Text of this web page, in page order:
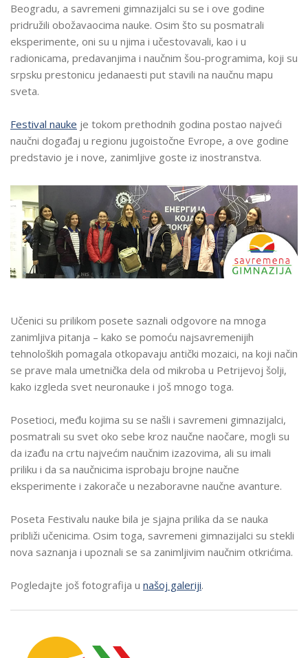
Beogradu, a savremeni gimnazijalci su se i ove godine
pridružili obožavaocima nauke. Osim što su posmatrali
eksperimente, oni su u njima i učestovavali, kao i u
radionicama, predavanjima i naučnim šou-programima, koji su
srpsku prestonicu jedanaesti put stavili na naučnu mapu
sveta.
Festival nauke je tokom prethodnih godina postao najveći
naučni događaj u regionu jugoistočne Evrope, a ove godine
predstavio je i nove, zanimljive goste iz inostranstva.
Učenici su prilikom posete saznali odgovore na mnoga
zanimljiva pitanja – kako se pomoću najsavremenijih
tehnoloških pomagala otkopavaju antički mozaici, na koji način
se prave mala umetnička dela od mikroba u Petrijevoj šolji,
kako izgleda svet neuronauke i još mnogo toga.
Posetioci, među kojima su se našli i savremeni gimnazijalci,
posmatrali su svet oko sebe kroz naučne naočare, mogli su
da izađu na crtu najvećim naučnim izazovima, ali su imali
priliku i da sa naučnicima isprobaju brojne naučne
eksperimente i zakorače u nezaboravne naučne avanture.
Poseta Festivalu nauke bila je sjajna prilika da se nauka
približi učenicima. Osim toga, savremeni gimnazijalci su stekli
nova saznanja i upoznali se sa zanimljivim naučnim otkrićima.
Pogledajte još fotografija u našoj galeriji.